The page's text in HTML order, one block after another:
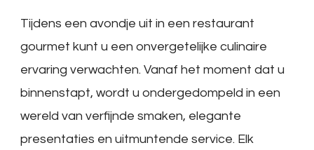
Tijdens een avondje uit in een restaurant
gourmet kunt u een onvergetelijke culinaire
ervaring verwachten. Vanaf het moment dat u
binnenstapt, wordt u ondergedompeld in een
wereld van verfijnde smaken, elegante
presentaties en uitmuntende service. Elk